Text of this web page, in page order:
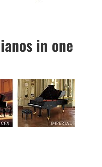
in one